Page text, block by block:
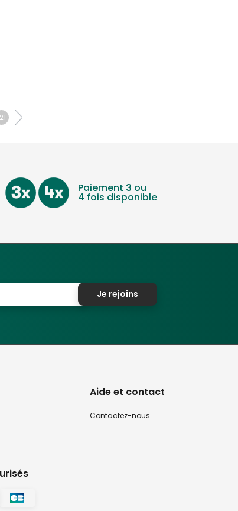
Paiement 3 ou
4 fois disponible
Je rejoins
Aide et contact
Contactez-nous